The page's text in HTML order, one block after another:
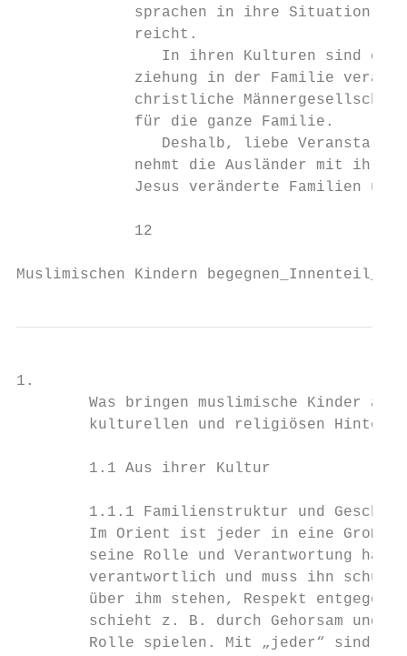
sprachen in ihre Situation
             reicht.
In ihren Kulturen sind es
ziehung in der Familie
christliche
             für die ganze Familie.
Deshalb, liebe
nehmt die Ausländer mit
Jesus veränderte Familien
             12
Muslimischen Kindern
1.
Was bringen muslimische Kinder aus
kulturellen und religiösen
        1.1 Aus ihrer Kultur
1.1.1 Familienstruktur und
Im Orient ist jeder in eine
seine Rolle und Verantwortung hat.
verantwortlich und muss ihn
über ihm stehen, Respekt
schieht z. B. durch Gehorsam und
Rolle spielen. Mit „jeder“ sind